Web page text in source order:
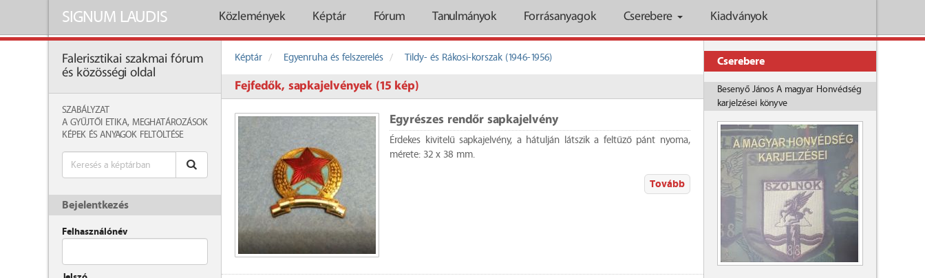
SIGNUM LAUDIS Közlemények Képtár Fórum Tanulmányok Forrásanyagok Cserebere Kiadványok
Falerisztikai szakmai fórum
és közösségi oldal
SZABÁLYZAT
A GYŰJTŐI ETIKA, MEGHATÁROZÁSOK
KÉPEK ÉS ANYAGOK FELTÖLTÉSE
Bejelentkezés
Felhasználónév
Képtár Egyenruha és felszerelés Tildy- és Rákosi-korszak (1946-1956)
Fejfedők, sapkajelvények (15 kép)
Egyrészes rendőr sapkajelvény
Érdekes kivitelű sapkajelvény, a hátulján látszik a feltűző pánt nyoma,
mérete: 32 x 38 mm.
Tovább
Cserebere
Besenyő János A magyar Honvédség
karjelzései könyve